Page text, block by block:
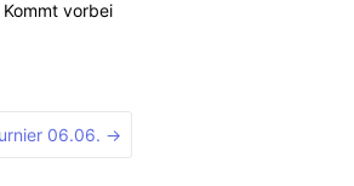
vorbei
06.06. →